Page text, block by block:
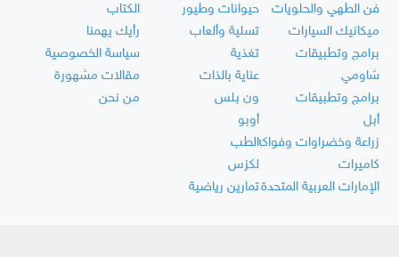
فن الطهي والحلويات
حيوانات وطيور
ميكانيك السيارات
تسلية وألعاب
برامج وتطبيقات
تغذية
شاومي
عناية بالذات
برامج وتطبيقات
ون بلس
أبل
أوبو
زراعة وخضراوات وفواكهالطب
كاميرات
لكزس
الإمارات العربية المتحدةتمارين رياضية
الكتاب
رأيك يهمنا
سياسة الخصوصية
مقالات مشهورة
من نحن